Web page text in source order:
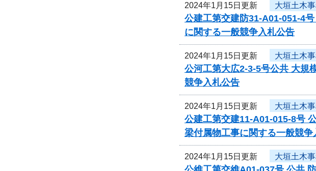
2024年1月15日更新 大垣土木
公建工第交建防31-A01-051-4
に関する一般競争入札公告
2024年1月15日更新 大垣土木
公河工第大広2-3-5号公共 大
競争入札公告
2024年1月15日更新 大垣土木
公建工第交建11-A01-015-8号
梁付属物工事に関する一般競争
2024年1月15日更新 大垣土木